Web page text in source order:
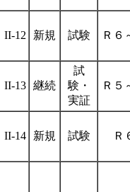
II-12 新規 試験 Ｒ６
II-13 継続
試
験・
実証
Ｒ５
II-14 新規 試験 Ｒ